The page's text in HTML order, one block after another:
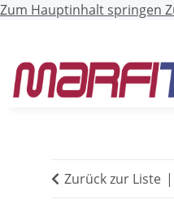
Zum Hauptinhalt springen
Zurück zur Liste